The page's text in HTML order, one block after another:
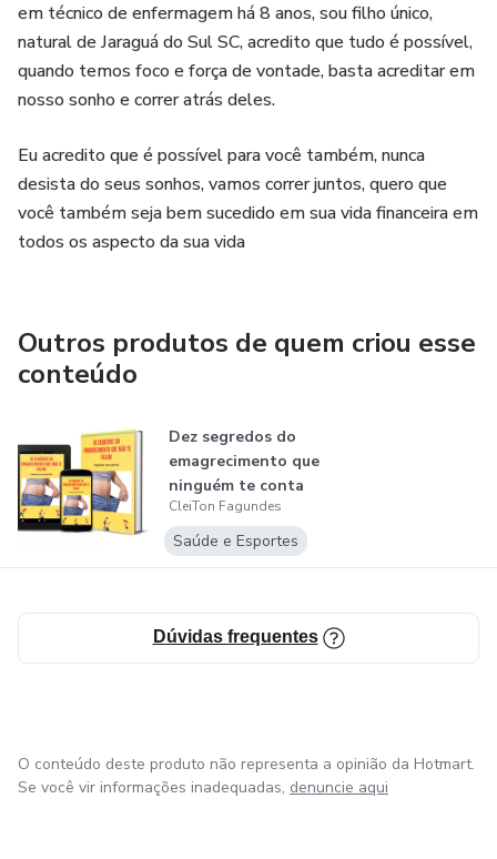
em técnico de enfermagem há 8 anos, sou filho único,
natural de Jaraguá do Sul SC, acredito que tudo é possível,
quando temos foco e força de vontade, basta acreditar em
nosso sonho e correr atrás deles.
Eu acredito que é possível para você também, nunca
desista do seus sonhos, vamos correr juntos, quero que
você também seja bem sucedido em sua vida financeira em
todos os aspecto da sua vida
Outros produtos de quem criou esse
conteúdo
Dez segredos do
emagrecimento que
ninguém te conta
CleiTon Fagundes
Saúde e Esportes
Dúvidas frequentes
O conteúdo deste produto não representa a opinião da Hotmart.
Se você vir informações inadequadas, denuncie aqui